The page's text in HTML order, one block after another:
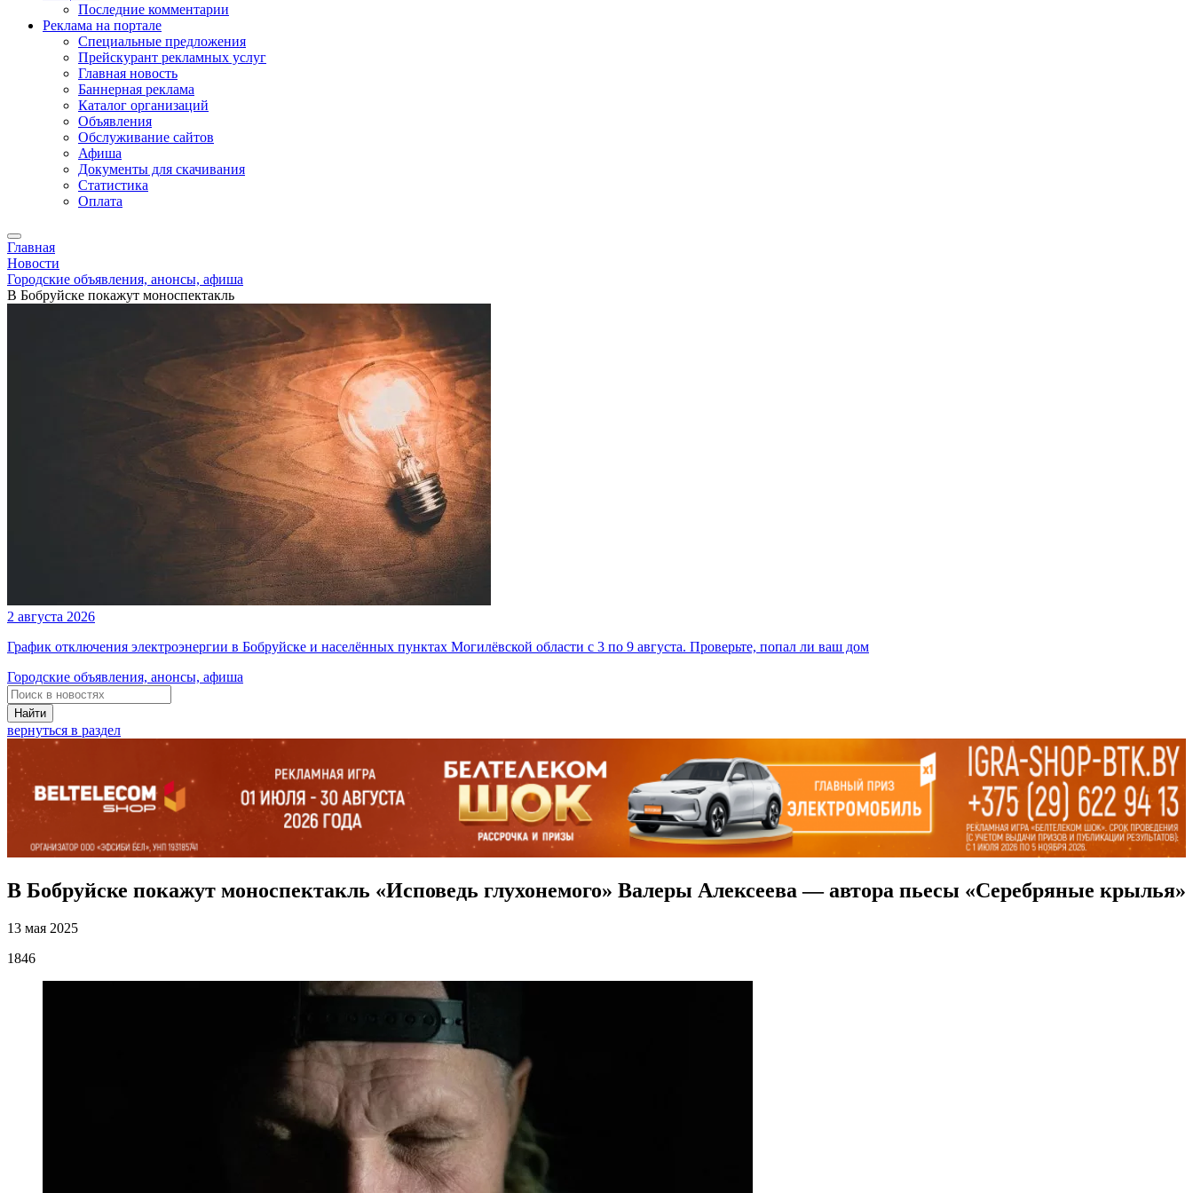
Последние комментарии
Реклама на портале
Специальные предложения
Прейскурант рекламных услуг
Главная новость
Баннерная реклама
Каталог организаций
Объявления
Обслуживание сайтов
Афиша
Документы для скачивания
Статистика
Оплата
Главная
Новости
Городские объявления, анонсы, афиша
В Бобруйске покажут моноспектакль
2 августа 2026
График отключения электроэнергии в Бобруйске и населённых пунктах Могилёвской области с 3 по 9 августа. Проверьте, попал ли ваш дом
Городские объявления, анонсы, афиша
Найти
вернуться в раздел
В Бобруйске покажут моноспектакль «Исповедь глухонемого» Валеры Алексеева — автора пьесы «Серебряные крылья»
13 мая 2025
1846